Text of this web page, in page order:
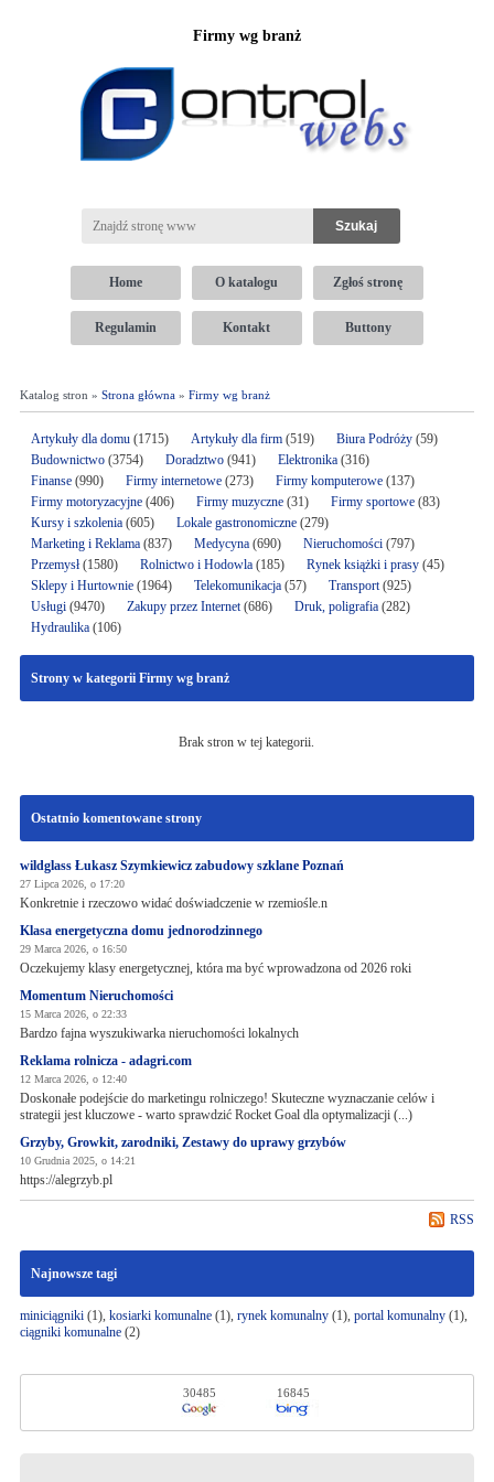
Firmy wg branż
Home O katalogu Zgłoś stronę
Regulamin Kontakt Buttony
Katalog stron » Strona główna» Firmy wg branż
Artykuły dla domu(1715) Artykuły dla firm(519) Biura Podróży(59)
Budownictwo(3754) Doradztwo(941) Elektronika (316)
Finanse(990) Firmy internetowe (273) Firmy komputerowe(137)
Firmy motoryzacyjne(406) Firmy muzyczne(31) Firmy sportowe(83)
Kursy i szkolenia(605) Lokale gastronomiczne(279)
Marketing i Reklama(837) Medycyna(690) Nieruchomości(797)
Przemysł(1580) Rolnictwo i Hodowla(185) Rynek książki i prasy(45)
Sklepy i Hurtownie(1964) Telekomunikacja(57) Transport(925)
Usługi(9470) Zakupy przez Internet(686) Druk, poligrafia(282)
Hydraulika(106)
Strony w kategorii Firmy wg branż
Brak stron w tej kategorii.
Ostatnio komentowane strony
wildglass Łukasz Szymkiewicz zabudowy szklane Poznań
27 Lipca 2026, o 17:20
Konkretnie i rzeczowo widać doświadczenie w rzemiośle.n
Klasa energetyczna domu jednorodzinnego
29 Marca 2026, o 16:50
Oczekujemy klasy energetycznej, która ma być wprowadzona od 2026 roki
Momentum Nieruchomości
15 Marca 2026, o 22:33
Bardzo fajna wyszukiwarka nieruchomości lokalnych
Reklama rolnicza - adagri.com
12 Marca 2026, o 12:40
Doskonałe podejście do marketingu rolniczego! Skuteczne wyznaczanie celów i
strategii jest kluczowe - warto sprawdzić Rocket Goal dla optymalizacji (...)
Grzyby, Growkit, zarodniki, Zestawy do uprawy grzybów
10 Grudnia 2025, o 14:21
https://alegrzyb.pl
RSS
Najnowsze tagi
miniciągniki(1), kosiarki komunalne(1), rynek komunalny(1), portal komunalny(1),
ciągniki komunalne(2)
30485 16845